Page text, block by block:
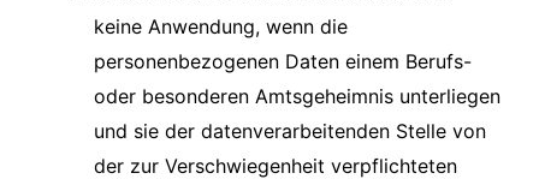
keine Anwendung, wenn die
personenbezogenen Daten einem Berufs-
oder besonderen Amtsgeheimnis unterliegen
und sie der datenverarbeitenden Stelle von
der zur Verschwiegenheit verpflichteten